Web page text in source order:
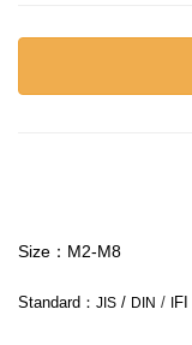
Size：M2-M8
Standard ： JIS / DIN / FI